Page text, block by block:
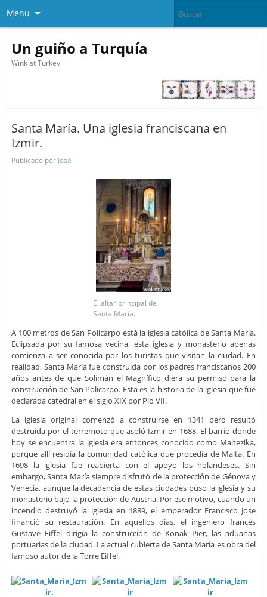
Menu
Un guiño a Turquía
Wink at Turkey
Santa María. Una iglesia franciscana en
Izmir.
Publicado por José
El altar principal de
Santa María.
A 100 metros de San Policarpo está la iglesia católica de Santa María.
Eclipsada por su famosa vecina, esta iglesia y monasterio apenas
comienza a ser conocida por los turistas que visitan la ciudad. En
realidad, Santa María fue construida por los padres franciscanos 200
años antes de que Solimán el Magnífico diera su permiso para la
construcción de San Policarpo. Esta es la historia de la iglesia que fué
declarada catedral en el siglo XIX por Pío VII.
La iglesia original comenzó a construirse en 1341 pero resultó
destruida por el terremoto que asoló Izmir en 1688. El barrio donde
hoy se encuentra la iglesia era entonces conocido como Maltezika,
porque allí residía la comunidad católica que procedía de Malta. En
1698 la iglesia fue reabierta con el apoyo los holandeses. Sin
embargo, Santa María siempre disfrutó de la protección de Génova y
Venecia, aunque la decadencia de estas ciudades puso la iglesia y su
monasterio bajo la protección de Austria. Por ese motivo, cuando un
incendio destruyó la iglesia en 1889, el emperador Francisco Jose
financió su restauración. En aquellos días, el ingeniero francés
Gustave Eiffel dirigía la construcción de Konak Pier, las aduanas
portuarias de la ciudad. La actual cubierta de Santa María es obra del
famoso autor de la Torre Eiffel.